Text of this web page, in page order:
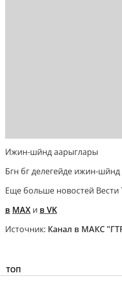
Ижин-шйнд аарыглары
Бгн бг делегейде ижин-
Еще больше новостей Вести
в MAX и в VK
Источник: Канал в МАКС
ТОП